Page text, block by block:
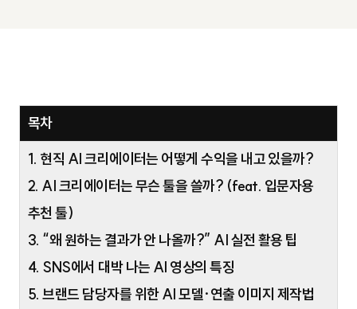
목차
1. 현직 AI 크리에이터는 어떻게 수익을 내고 있을까?
2. AI 크리에이터는 무슨 툴을 쓸까? (feat. 입문자용
추천 툴)
3. “왜 원하는 결과가 안 나올까?” AI 실전 활용 팁
4. SNS에서 대박 나는 AI 영상의 특징
5. 브랜드 담당자를 위한 AI 모델·연출 이미지 제작법